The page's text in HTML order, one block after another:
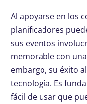
Al apoyarse en los
planificadores
sus eventos
memorable con
embargo, su éxito
tecnología. Es
fácil de usar que